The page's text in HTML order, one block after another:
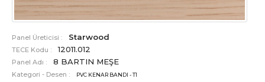
Panel Üreticisi : Starwood
TECE Kodu : 12011.012
Panel Adı : 8 BARTIN MEŞE
Kategori - Desen : PVC KENAR BANDI - T1